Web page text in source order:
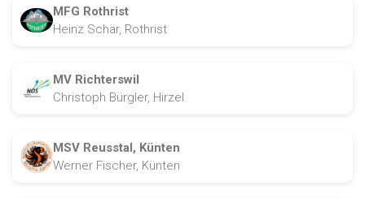
MFG Rothrist
Heinz Schär, Rothrist
MV Richterswil
Christoph Bürgler, Hirzel
MSV Reusstal, Künten
Werner Fischer, Künten